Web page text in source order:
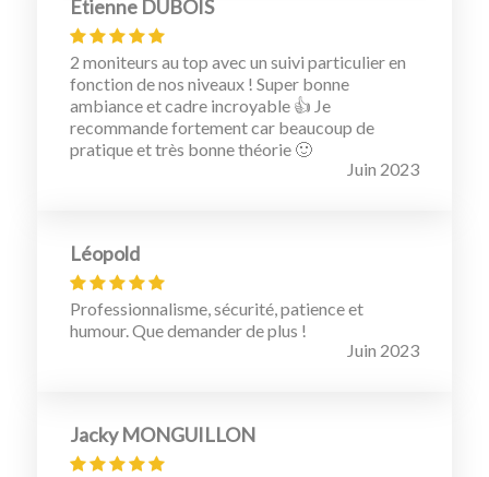
Étienne DUBOIS
2 moniteurs au top avec un suivi particulier en
fonction de nos niveaux ! Super bonne
ambiance et cadre incroyable 👍 Je
recommande fortement car beaucoup de
pratique et très bonne théorie 🙂
Juin 2023
Léopold
Professionnalisme, sécurité, patience et
humour. Que demander de plus !
Juin 2023
Jacky MONGUILLON